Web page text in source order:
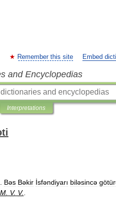
Remember this site Embed
and Encyclopedias
Interpretations
Bəs Bəkir İsfəndiyarı biləsincə
M V. V.